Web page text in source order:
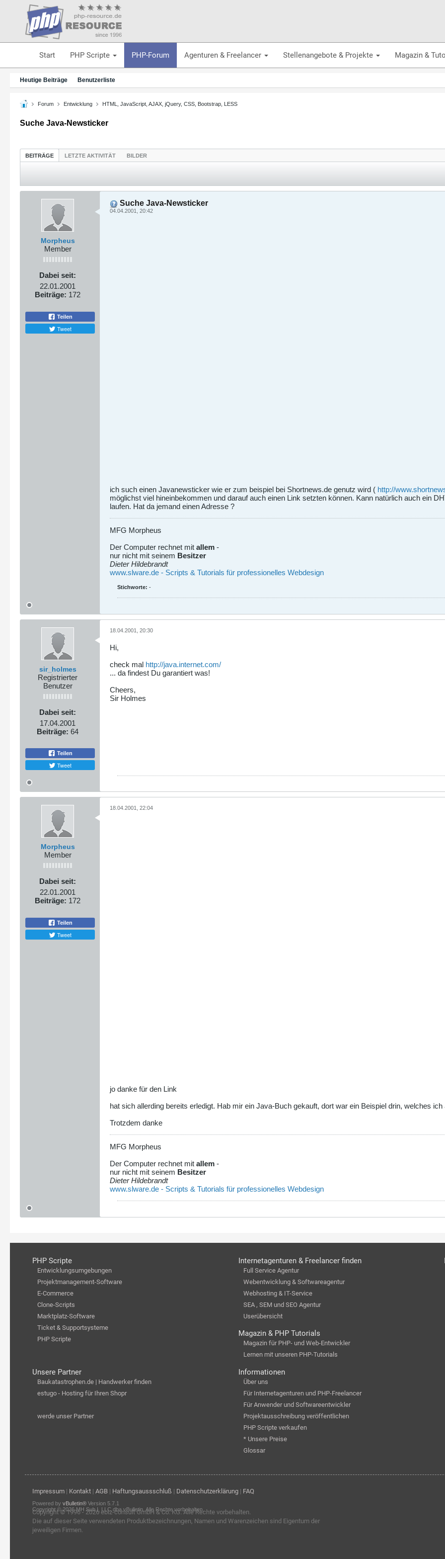
Start PHP Scripte PHP-Forum Agenturen & Freelancer Stellenangebote & Projekte Magazin &
Heutige Beiträge Benutzerliste
Forum Entwicklung HTML, JavaScript, AJAX, jQuery, CSS, Bootstrap, LESS
Suche Java-Newsticker
BEITRÄGE LETZTE AKTIVITÄT BILDER
Morpheus
Member
Dabei seit:
22.01.2001
Beiträge: 172
Teilen
Tweet
Suche Java-Newsticker
04.04.2001, 20:42
ich such einen Javanewsticker wie er zum beispiel bei Shortnews.de genutz wird ( http://
möglichst viel hineinbekommen und darauf auch einen Link setzten können. Kann natürlich auch ein
laufen. Hat da jemand einen Adresse ?
MFG Morpheus
Der Computer rechnet mit allem -
nur nicht mit seinem Besitzer
Dieter Hildebrandt
www.slware.de - Scripts & Tutorials für professionelles Webdesign
Stichworte: -
sir_holmes
Registrierter
Benutzer
Dabei seit:
17.04.2001
Beiträge: 64
Teilen
Tweet
18.04.2001, 20:30
Hi,
check mal http://java.internet.com/
... da findest Du garantiert was!
Cheers,
Sir Holmes
Morpheus
Member
Dabei seit:
22.01.2001
Beiträge: 172
Teilen
Tweet
18.04.2001, 22:04
jo danke für den Link
hat sich allerding bereits erledigt. Hab mir ein Java-Buch gekauft, dort war ein Beispiel drin, welches
Trotzdem danke
MFG Morpheus
Der Computer rechnet mit allem -
nur nicht mit seinem Besitzer
Dieter Hildebrandt
www.slware.de - Scripts & Tutorials für professionelles Webdesign
PHP Scripte
Entwicklungsumgebungen
Projektmanagement-Software
E-Commerce
Clone-Scripts
Marktplatz-Software
Ticket & Supportsysteme
PHP Scripte
Internetagenturen & Freelancer finden
Full Service Agentur
Webentwicklung & Softwareagentur
Webhosting & IT-Service
SEA , SEM und SEO Agentur
Userübersicht
Magazin & PHP Tutorials
Magazin für PHP- und Web-Entwickler
Lernen mit unseren PHP-Tutorials
Unsere Partner
Baukatastrophen.de | Handwerker finden
estugo - Hosting für Ihren Shopr
werde unser Partner
Informationen
Über uns
Für Internetagenturen und PHP-Freelancer
Für Anwender und Softwareentwickler
Projektausschreibung veröffentlichen
PHP Scripte verkaufen
* Unsere Preise
Glossar
Impressum| Kontakt| AGB| Haftungsaussschluß | Datenschutzerklärung| FAQ
Copyright © 1996 - 2026 ebiz-consult GmbH & Co. KG. Alle Rechte vorbehalten.
Die auf dieser Seite verwendeten Produktbezeichnungen, Namen und Warenzeichen sind Eigentum der
jeweiligen Firmen.
Powered by vBulletin®Version 5.7.1
Copyright © 2026 MH Sub I, LLC dba vBulletin. Alle Rechte vorbehalten.